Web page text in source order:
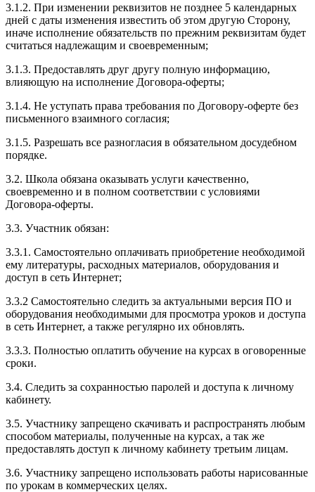
3.1.2. При изменении реквизитов не позднее 5 календарных
дней с даты изменения известить об этом другую Сторону,
иначе исполнение обязательств по прежним реквизитам будет
считаться надлежащим и своевременным;
3.1.3. Предоставлять друг другу полную информацию,
влияющую на исполнение Договора-оферты;
3.1.4. Не уступать права требования по Договору-оферте без
письменного взаимного согласия;
3.1.5. Разрешать все разногласия в обязательном досудебном
порядке.
3.2. Школа обязана оказывать услуги качественно,
своевременно и в полном соответствии с условиями
Договора-оферты.
3.3. Участник обязан:
3.3.1. Cамостоятельно оплачивать приобретение необходимой
ему литературы, расходных материалов, оборудования и
доступ в сеть Интернет;
3.3.2 Самостоятельно следить за актуальными версия ПО и
оборудования необходимыми для просмотра уроков и доступа
в сеть Интернет, а также регулярно их обновлять.
3.3.3. Полностью оплатить обучение на курсах в оговоренные
сроки.
3.4. Следить за сохранностью паролей и доступа к личному
кабинету.
3.5. Участнику запрещено скачивать и распространять любым
способом материалы, полученные на курсах, а так же
предоставлять доступ к личному кабинету третьим лицам.
3.6. Участнику запрещено использовать работы нарисованные
по урокам в коммерческих целях.